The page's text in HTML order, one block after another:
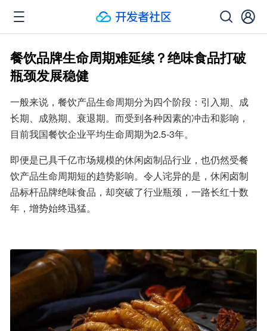
餐饮品牌生命周期难延续？绝味食品打破
瓶颈发展稳健
一般来说，餐饮产品生命周期分为四个阶段：引入期、成
长期、成熟期、衰退期。而受到各种因素的冲击和影响，
目前我国餐饮企业平均生命周期为2.5-3年。
即便是已具千亿市场规模的休闲卤制品行业，也仍然受餐
饮产品生命周期短的趋势影响。令人诧异的是，休闲卤制
品标杆品牌绝味食品，却突破了行业瓶颈，一路长红十数
年，增势始终迅猛。